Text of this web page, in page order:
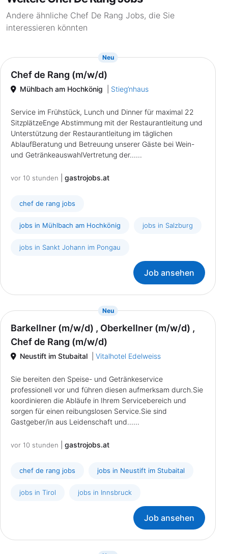
Andere ähnliche Chef De Rang Jobs, die Sie
interessieren könnten
Neu{prompt.job}
Chef de Rang (m/w/d)
Mühlbach am Hochkönig Stieg’nhaus
Service im Frühstück, Lunch und Dinner für maximal 22
SitzplätzeEnge Abstimmung mit der Restaurantleitung und
Unterstützung der Restaurantleitung im täglichen
AblaufBeratung und Betreuung unserer Gäste bei Wein-
und GetränkeauswahlVertretung der......
vor 10 stunden gastrojobs.at
chef de rang jobs
jobs in Mühlbach am Hochkönig jobs in Salzburg
jobs in Sankt Johann im Pongau
Job ansehen
Neu{prompt.job}
Barkellner (m/w/d) , Oberkellner (m/w/d) ,
Chef de Rang (m/w/d)
Neustift im Stubaital Vitalhotel Edelweiss
Sie bereiten den Speise- und Getränkeservice
professionell vor und führen diesen aufmerksam durch.Sie
koordinieren die Abläufe in Ihrem Servicebereich und
sorgen für einen reibungslosen Service.Sie sind
Gastgeber/in aus Leidenschaft und......
vor 10 stunden gastrojobs.at
chef de rang jobs jobs in Neustift im Stubaital
jobs in Tirol jobs in Innsbruck
Job ansehen